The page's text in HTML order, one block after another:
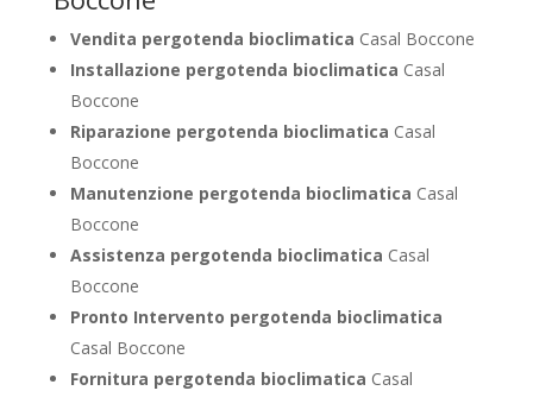
Vendita pergotenda bioclimatica Casal Boccone
Installazione pergotenda bioclimatica Casal
Boccone
Riparazione pergotenda bioclimatica Casal
Boccone
Manutenzione pergotenda bioclimatica Casal
Boccone
Assistenza pergotenda bioclimatica Casal
Boccone
Pronto Intervento pergotenda bioclimatica
Casal Boccone
Fornitura pergotenda bioclimatica Casal